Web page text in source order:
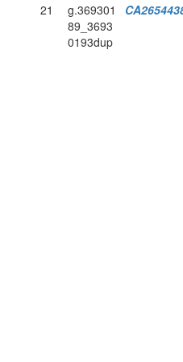
21
g.369301
89_3693
0193dup